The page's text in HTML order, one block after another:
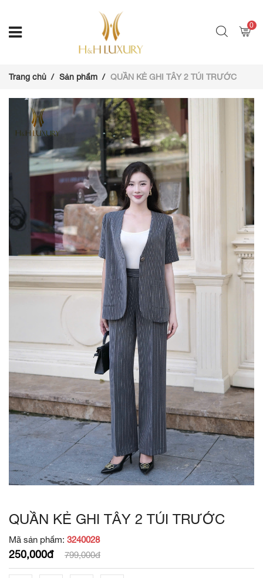
0
Trang chủ Sản phẩm QUẦN KẺ GHI TÂY 2 TÚI TRƯỚC
QUẦN KẺ GHI TÂY 2 TÚI TRƯỚC
Mã sản phẩm: 3240028
250,000đ 799,000đ